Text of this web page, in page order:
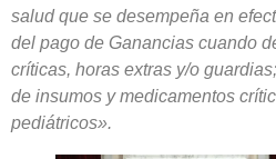
salud que se desempeña en
del pago de Ganancias cuando
críticas, horas extras y/o
de insumos y medicamentos
pediátricos».